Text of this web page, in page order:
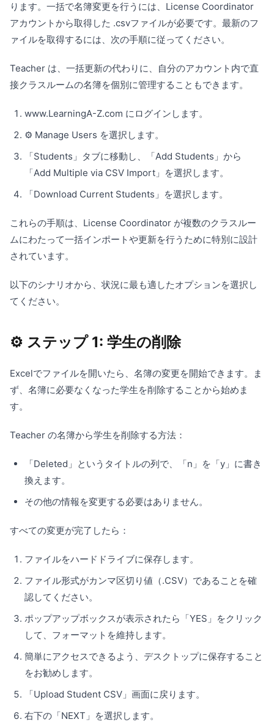
ります。一括で名簿変更を行うには、License Coordinator
アカウントから取得した .csvファイルが必要です。最新のフ
ァイルを取得するには、次の手順に従ってください。
Teacher は、一括更新の代わりに、自分のアカウント内で直
接クラスルームの名簿を個別に管理することもできます。
www.LearningA-Z.com にログインします。
⚙️ Manage Users を選択します。
「Students」タブに移動し、「Add Students」から
「Add Multiple via CSV Import」を選択します。
「Download Current Students」を選択します。
これらの手順は、License Coordinator が複数のクラスルー
ムにわたって一括インポートや更新を行うために特別に設計
されています。
以下のシナリオから、状況に最も適したオプションを選択し
てください。
⚙️ ステップ 1: 学生の削除
Excelでファイルを開いたら、名簿の変更を開始できます。ま
ず、名簿に必要なくなった学生を削除することから始めま
す。
Teacher の名簿から学生を削除する方法：
「Deleted」というタイトルの列で、「n」を「y」に書き
換えます。
その他の情報を変更する必要はありません。
すべての変更が完了したら：
ファイルをハードドライブに保存します。
ファイル形式がカンマ区切り値（.CSV）であることを確
認してください。
ポップアップボックスが表示されたら「YES」をクリック
して、フォーマットを維持します。
簡単にアクセスできるよう、デスクトップに保存すること
をお勧めします。
「Upload Student CSV」画面に戻ります。
右下の「NEXT」を選択します。